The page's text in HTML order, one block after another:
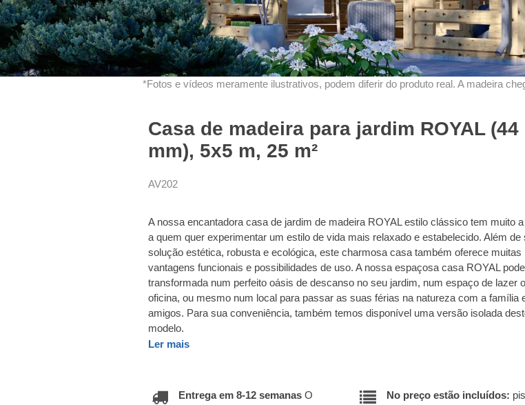
*Fotos e vídeos meramente ilustrativos, podem diferir do produto real. A madeira
Casa de madeira para jardim ROYAL (44
mm), 5x5 m, 25 m²
AV202
A nossa encantadora casa de jardim de madeira ROYAL estilo clássico tem muito
a quem quer experimentar um estilo de vida mais relaxado e estabelecido. Além de
solução estética, robusta e ecológica, este charmosa casa também oferece muitas
vantagens funcionais e possibilidades de uso. A nossa espaçosa casa ROYAL
transformada num perfeito oásis de descanso no seu jardim, num espaço de lazer
oficina, ou mesmo num local para passar as suas férias na natureza com a família
amigos. Para sua conveniência, também temos disponível uma versão isolada
modelo.
Ler mais
Entrega em 8-12 semanas O
No preço estão incluídos: